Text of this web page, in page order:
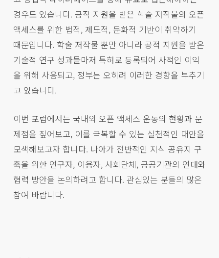
경우도 있습니다. 공적 지원을 받은 학술 저작물의 오픈
액세스를 위한 법적, 제도적, 문화적 기반이 취약하기
때문입니다. 학술 저작물 뿐만 아니라 공적 지원을 받은
기술적 연구 성과물마저 특허로 등록되어 사적인 이익
을 위해 사용되고, 정부는 오히려 이러한 경향을 부추기
고 있습니다.
이번 포럼에서는 국내외 오픈 액세스 운동의 현황과 문
제점을 짚어보고, 이를 극복할 수 있는 실천적인 대안을
모색해보고자 합니다. 나아가 전반적인 지식 공유지 구
축을 위한 연구자, 이용자, 사회단체, 공공기관의 연대와
협력 방안을 논의하려고 합니다. 관심있는 분들의 많은
참여 바랍니다.